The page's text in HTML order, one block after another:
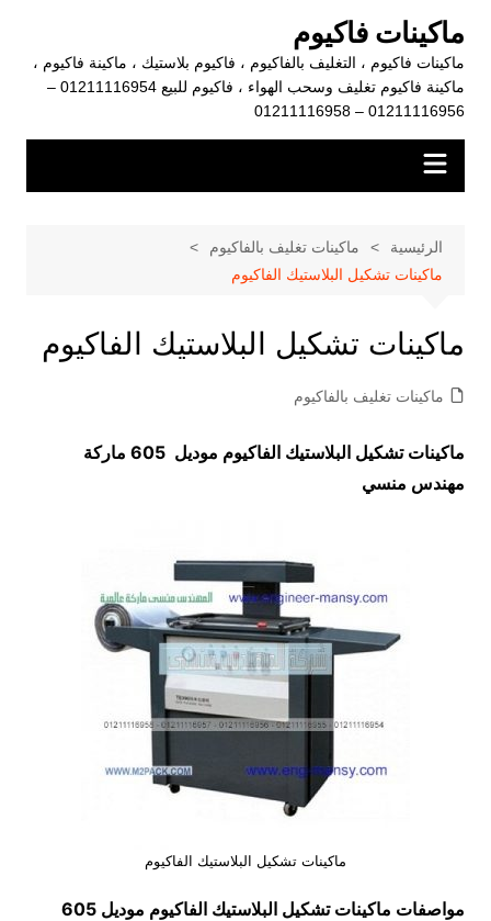
المحتوى
ماكينات فاكيوم
ماكينات فاكيوم ، التغليف بالفاكيوم ، فاكيوم بلاستيك ، ماكينة فاكيوم ،
ماكينة فاكيوم تغليف وسحب الهواء ، فاكيوم للبيع 01211116954 –
01211116956 – 01211116958
الرئيسية
ماكينات تغليف بالفاكيوم
ماكينات تشكيل البلاستيك الفاكيوم
ماكينات تشكيل البلاستيك الفاكيوم
ماكينات تغليف بالفاكيوم
ماكينات تشكيل البلاستيك الفاكيوم موديل 605 ماركة
مهندس منسي
ماكينات تشكيل البلاستيك الفاكيوم
مواصفات ماكينات تشكيل البلاستيك الفاكيوم
موديل 605